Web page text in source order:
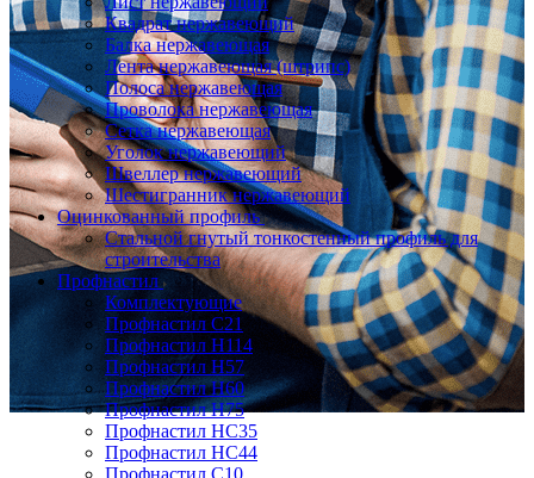
Квадрат нержавеющий
Балка нержавеющая
Лента нержавеющая (штрипс)
Полоса нержавеющая
Проволока нержавеющая
Сетка нержавеющая
Уголок нержавеющий
Швеллер нержавеющий
Шестигранник нержавеющий
Оцинкованный профиль
Стальной гнутый тонкостенный профиль для
строительства
Профнастил
Комплектующие
Профнастил C21
Профнастил Н114
Профнастил Н57
Профнастил Н60
Профнастил Н75
Профнастил НС35
Профнастил НС44
Профнастил С10